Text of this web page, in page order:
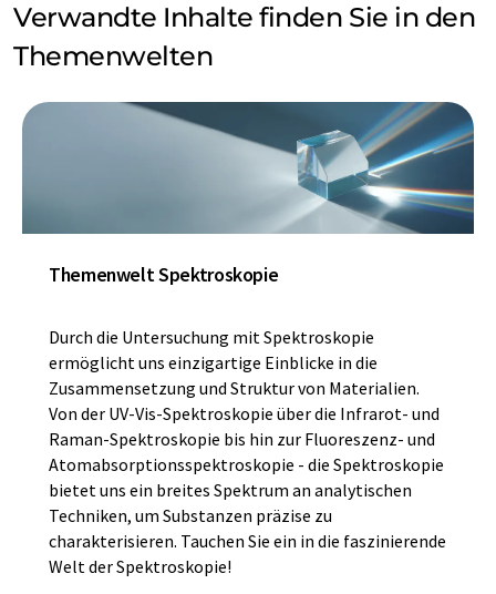
Verwandte Inhalte finden Sie in den
Themenwelten
Themenwelt Spektroskopie
Durch die Untersuchung mit Spektroskopie
ermöglicht uns einzigartige Einblicke in die
Zusammensetzung und Struktur von Materialien.
Von der UV-Vis-Spektroskopie über die Infrarot- und
Raman-Spektroskopie bis hin zur Fluoreszenz- und
Atomabsorptionsspektroskopie - die Spektroskopie
bietet uns ein breites Spektrum an analytischen
Techniken, um Substanzen präzise zu
charakterisieren. Tauchen Sie ein in die faszinierende
Welt der Spektroskopie!